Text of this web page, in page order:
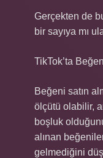
Gerçekten de
bir sayıya mı
TikTok’ta
Beğeni satın
ölçütü olabilir,
boşluk
alınan
gelmediğini